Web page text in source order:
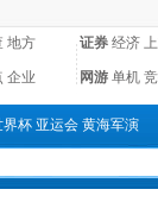
地方 证券 经济
企业 网游 单机
界杯 亚运会 黄海军演